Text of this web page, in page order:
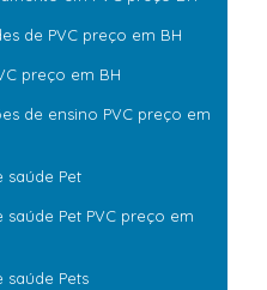
de PVC preço em BH
preço em BH
de ensino PVC preço em
saúde Pet
Pet PVC preço em
Pets